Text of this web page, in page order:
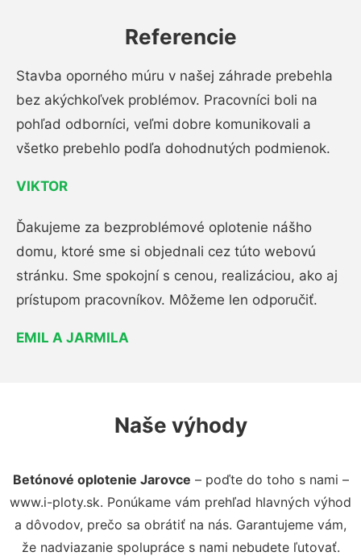
Referencie
Stavba oporného múru v našej záhrade prebehla
bez akýchkoľvek problémov. Pracovníci boli na
pohľad odborníci, veľmi dobre komunikovali a
všetko prebehlo podľa dohodnutých podmienok.
VIKTOR
Ďakujeme za bezproblémové oplotenie nášho
domu, ktoré sme si objednali cez túto webovú
stránku. Sme spokojní s cenou, realizáciou, ako aj
prístupom pracovníkov. Môžeme len odporučiť.
EMIL A JARMILA
Naše výhody
Betónové oplotenie Jarovce – poďte do toho s nami –
www.i-ploty.sk. Ponúkame vám prehľad hlavných výhod
a dôvodov, prečo sa obrátiť na nás. Garantujeme vám,
že nadviazanie spolupráce s nami nebudete ľutovať.